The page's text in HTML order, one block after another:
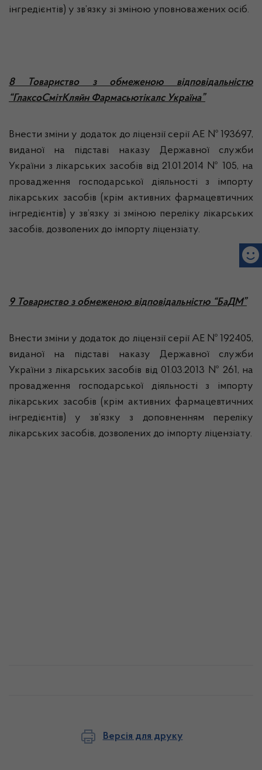
інгредієнтів) у зв’язку зі зміною уповноважених осіб.
8 Товариство з обмеженою відповідальністю
“ГлаксоСмітКляйн Фармасьютікалс Україна”
Внести зміни у додаток до ліцензії серії АЕ № 193697,
виданої на підставі наказу Державної служби
України з лікарських засобів від 21.01.2014 № 105, на
провадження господарської діяльності з імпорту
лікарських засобів (крім активних фармацевтичних
інгредієнтів) у зв’язку зі зміною переліку лікарських
засобів, дозволених до імпорту ліцензіату.
9 Товариство з обмеженою відповідальністю “БаДМ”
Внести зміни у додаток до ліцензії серії АЕ № 192405,
виданої на підставі наказу Державної служби
України з лікарських засобів від 01.03.2013 № 261, на
провадження господарської діяльності з імпорту
лікарських засобів (крім активних фармацевтичних
інгредієнтів) у зв’язку з доповненням переліку
лікарських засобів, дозволених до імпорту ліцензіату.
Версія для друку